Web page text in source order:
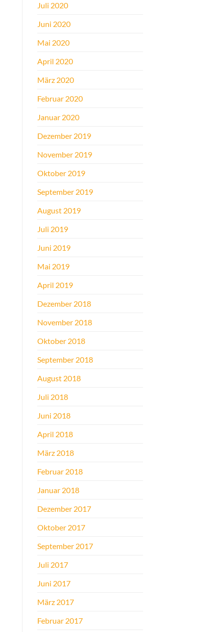
Juli 2020
Juni 2020
Mai 2020
April 2020
März 2020
Februar 2020
Januar 2020
Dezember 2019
November 2019
Oktober 2019
September 2019
August 2019
Juli 2019
Juni 2019
Mai 2019
April 2019
Dezember 2018
November 2018
Oktober 2018
September 2018
August 2018
Juli 2018
Juni 2018
April 2018
März 2018
Februar 2018
Januar 2018
Dezember 2017
Oktober 2017
September 2017
Juli 2017
Juni 2017
März 2017
Februar 2017